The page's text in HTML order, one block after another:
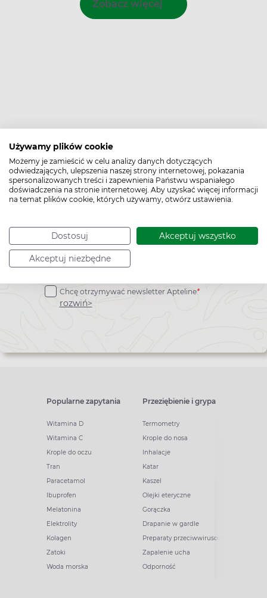
Używamy plików cookie
Możemy je zamieścić w celu analizy danych dotyczących
odwiedzających, ulepszenia naszej strony internetowej, pokazania
spersonalizowanych treści i zapewnienia Państwu wspaniałego
doświadczenia na stronie internetowej. Aby uzyskać więcej informacji
na temat plików cookie, których używamy, otwórz ustawienia.
Dostosuj Akceptuj wszystko
Akceptuj niezbędne
Zobacz więcej
Bądź na bieżąco,
Zapisz
do
newslettera
Chcę otrzymywać newsletter Apteline*
rozwiń>
Popularne zapytania
Witamina D
Witamina C
Krople do oczu
Tran
Paracetamol
Ibuprofen
Melatonina
Elektrolity
Kolagen
Zatoki
Woda morska
Przeziębienie i grypa
Termometry
Krople do nosa
Inhalacje
Katar
Kaszel
Olejki eteryczne
Gorączka
Drapanie w gardle
Preparaty przeciwwirusowe
Zapalenie ucha
Odporność